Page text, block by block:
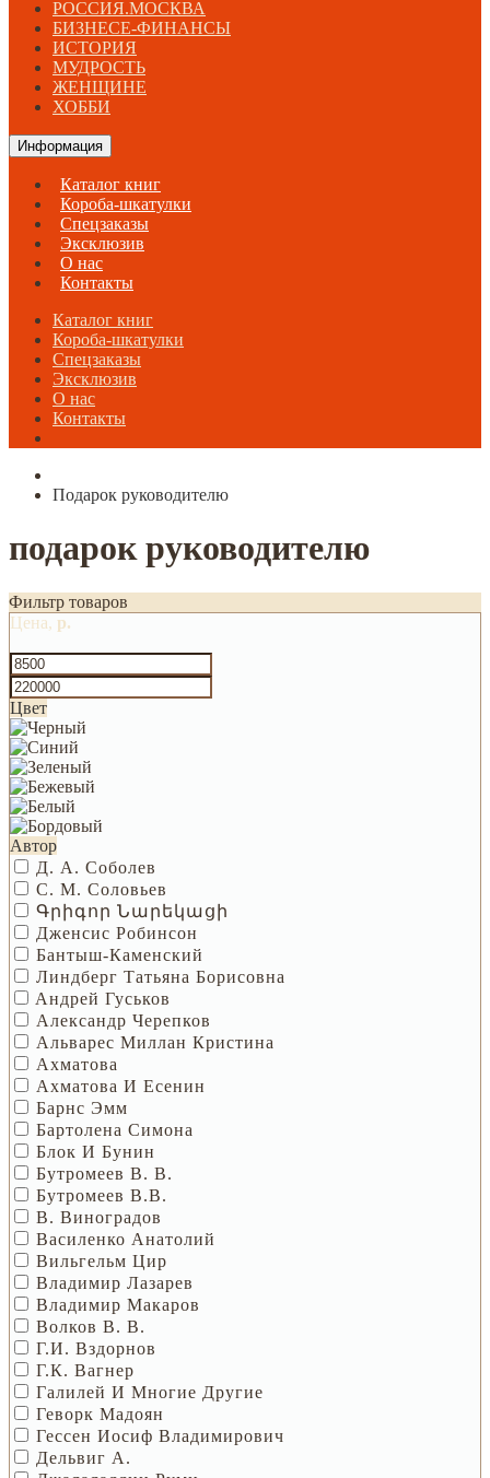
РОССИЯ.МОСКВА
БИЗНЕСЕ-ФИНАНСЫ
ИСТОРИЯ
МУДРОСТЬ
ЖЕНЩИНЕ
ХОББИ
Информация
Каталог книг
Короба-шкатулки
Спецзаказы
Эксклюзив
О нас
Контакты
Каталог книг
Короба-шкатулки
Спецзаказы
Эксклюзив
О нас
Контакты
Подарок руководителю
подарок руководителю
Фильтр товаров
Цена, р.
Цвет
Автор
Д. А. Соболев
С. М. Соловьев
Գրիգոր Նարեկացի
Дженсис Робинсон
Бантыш-Каменский
Линдберг Татьяна Борисовна
Aндрей Гуcьков
Александр Черепков
Альварес Миллан Кристина
Ахматова
Ахматова И Есенин
Барнс Эмм
Бартолена Симона
Блок И Бунин
Бутромеев В. В.
Бутромеев В.В.
В. Виноградов
Василенко Анатолий
Вильгельм Цир
Владимир Лазарев
Владимир Макаров
Волков В. В.
Г.И. Вздорнов
Г.К. Вагнер
Галилей И Многие Другие
Геворк Мадоян
Гессен Иосиф Владимирович
Дельвиг А.